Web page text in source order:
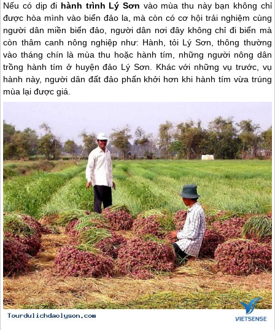
Nếu có dịp đi hành trình Lý Sơn vào mùa thu này bạn không chỉ
được hòa mình vào biển đảo la, mà còn có cơ hội trải nghiệm cùng
người dân miền biển đảo, người dân nơi đây không chỉ đi biển mà
còn thâm canh nông nghiệp như: Hành, tỏi Lý Sơn, thông thường
vào tháng chín là mùa thu hoặc hành tím, những người nông dân
trồng hành tím ở huyệnđảo Lý Sơn. Khác với những vụ trước, vụ
hành này, người dân đất đảo phấn khởi hơn khi hành tím vừa trúng
mùa lại được giá.